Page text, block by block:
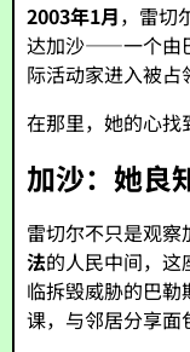
2003年1月，雷切
达加沙——一个由
际活动家进入被占
在那里，她的心找
加沙：她良
雷切尔不只是观
法的人民中间，
临拆毁威胁的巴勒
课，与邻居分享面